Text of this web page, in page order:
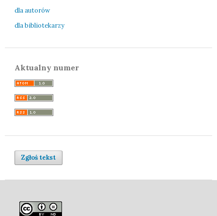
dla autorów
dla bibliotekarzy
Aktualny numer
Zgłoś tekst